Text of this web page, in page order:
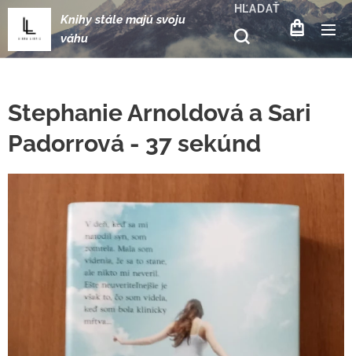
Knihy stále majú svoju
váhu
HĽADAŤ
Stephanie Arnoldová a Sari
Padorrová - 37 sekúnd